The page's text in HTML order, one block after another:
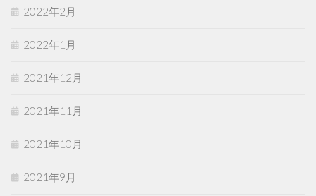
2022年2月
2022年1月
2021年12月
2021年11月
2021年10月
2021年9月